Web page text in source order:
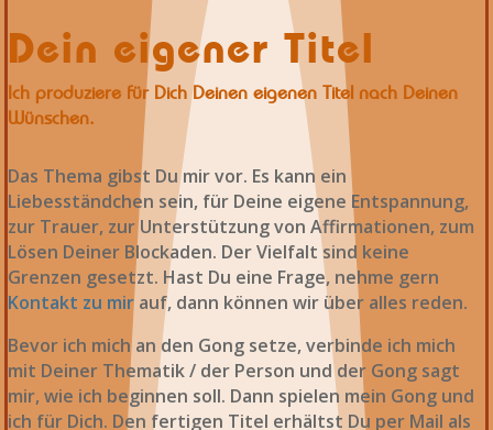
Dein eigener Titel
Ich produziere für Dich Deinen eigenen Titel nach Deinen
Wünschen.
Das Thema gibst Du mir vor. Es kann ein
Liebesständchen sein, für Deine eigene Entspannung,
zur Trauer, zur Unterstützung von Affirmationen, zum
Lösen Deiner Blockaden. Der Vielfalt sind keine
Grenzen gesetzt. Hast Du eine Frage, nehme gern
Kontakt zu mir auf, dann können wir über alles reden.
Bevor ich mich an den Gong setze, verbinde ich mich
mit Deiner Thematik / der Person und der Gong sagt
mir, wie ich beginnen soll. Dann spielen mein Gong und
ich für Dich. Den fertigen Titel erhältst Du per Mail als